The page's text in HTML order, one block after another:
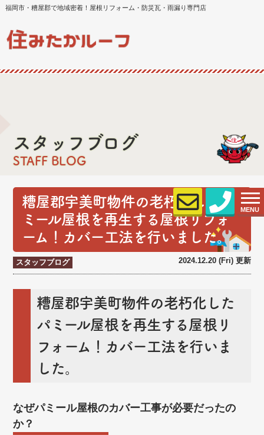
福岡市・糟屋郡で地域密着！屋根リフォーム・防災瓦・雨漏り専門店
MENU
スタッフブログ
STAFF BLOG
糟屋郡宇美町物件の老朽化したパ
ミール屋根を再生する屋根リフォ
ーム！カバー工法を行いました。
スタッフブログ 2024.12.20 (Fri) 更新
糟屋郡宇美町物件の老朽化した
パミール屋根を再生する屋根リ
フォーム！カバー工法を行いま
した。
なぜパミール屋根のカバー工事が必要だったの
か？